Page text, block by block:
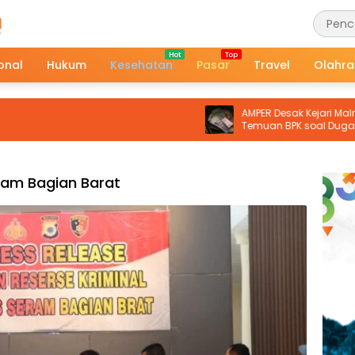
Hukum Kesehatan Pasar Travel
AMPER Desak Kejari Malra
Temuan BPK soal Dugaan
Negara Proyek Pasar Langgur
Bagian Barat